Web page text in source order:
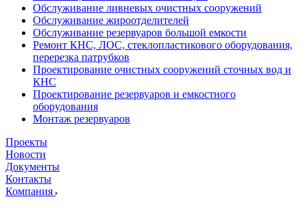
Обслуживание ливневых очистных сооружений
Обслуживание жироотделителей
Обслуживание резервуаров большой емкости
Ремонт КНС, ЛОС, стеклопластикового оборудования,
перерезка патрубков
Проектирование очистных сооружений сточных вод и
КНС
Проектирование резервуаров и емкостного
оборудования
Монтаж резервуаров
Проекты
Новости
Документы
Контакты
Компания